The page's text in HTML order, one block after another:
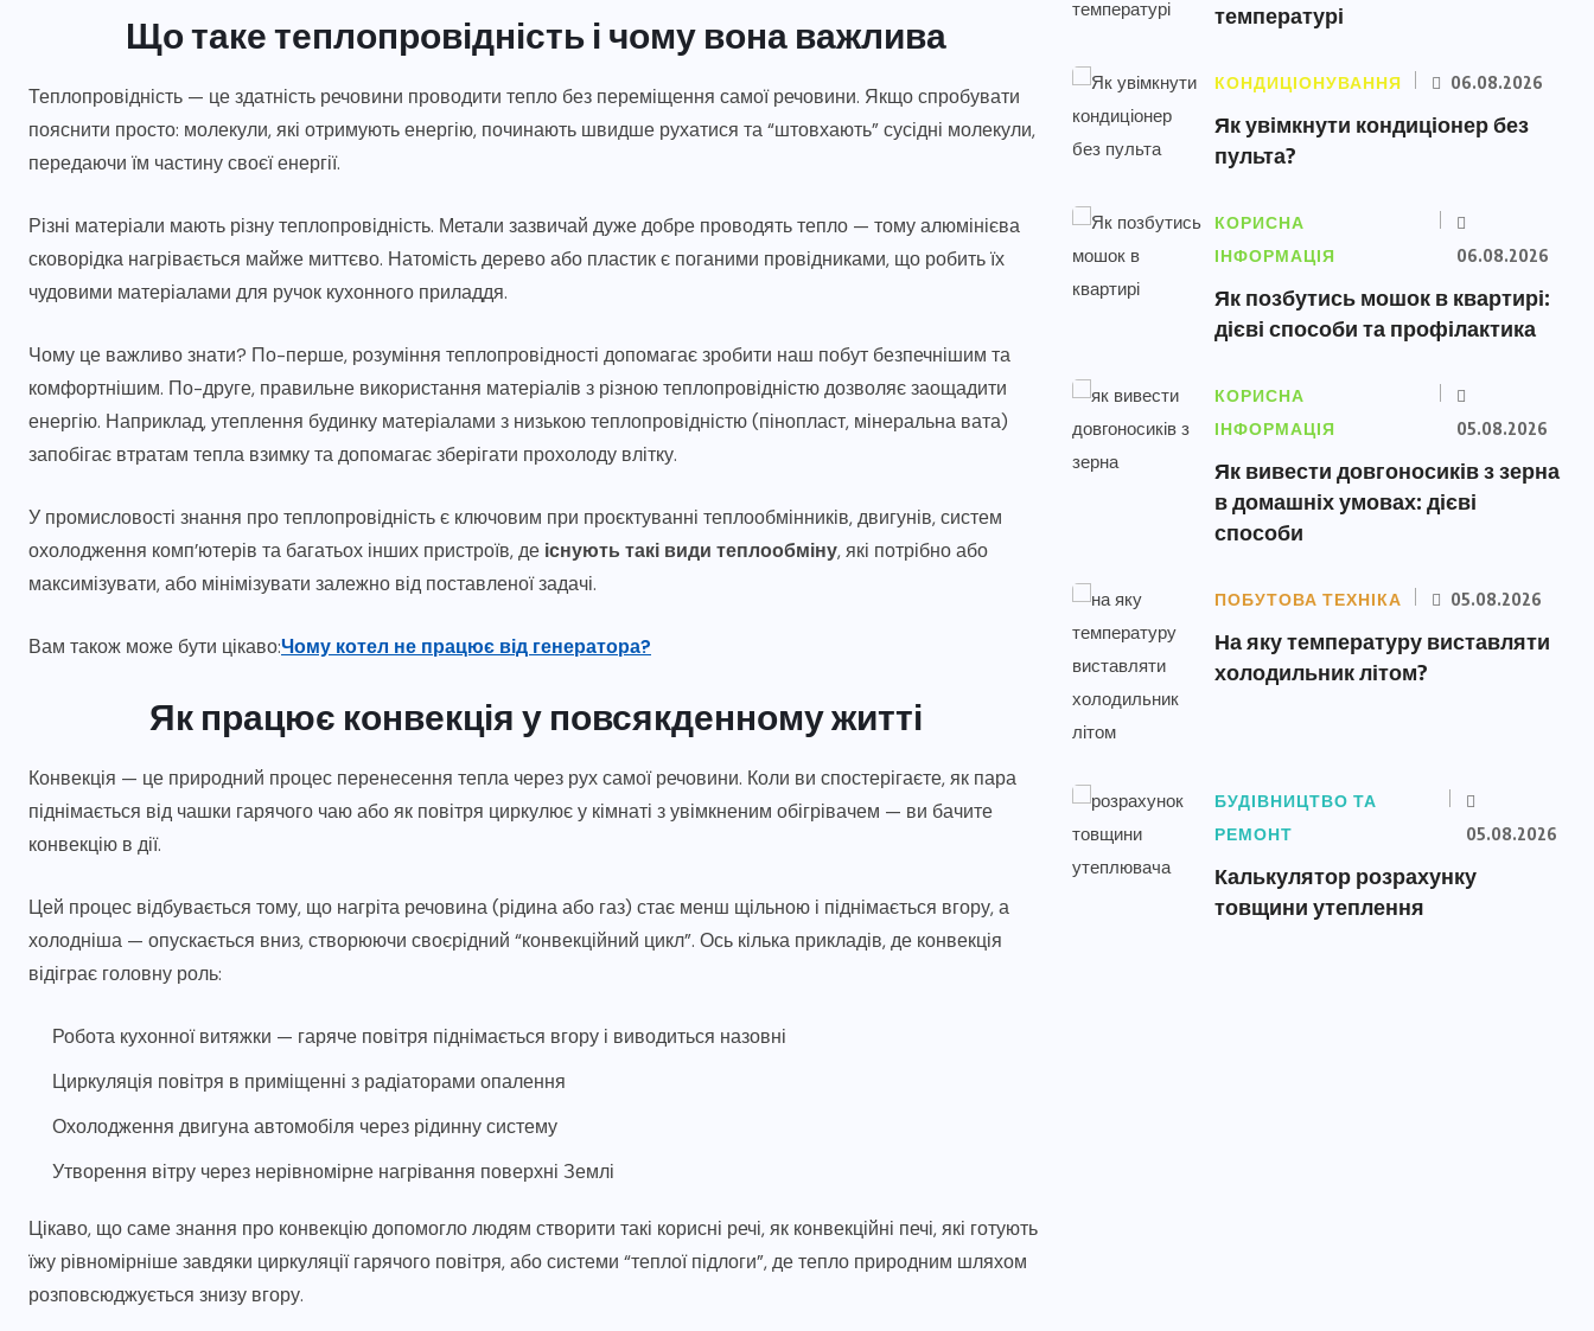
Що таке теплопровідність і чому вона важлива
Теплопровідність — це здатність речовини проводити тепло без переміщення самої речовини. Якщо спробувати
пояснити просто: молекули, які отримують енергію, починають швидше рухатися та “штовхають” сусідні молекули,
передаючи їм частину своєї енергії.
Різні матеріали мають різну теплопровідність. Метали зазвичай дуже добре проводять тепло — тому алюмінієва
сковорідка нагрівається майже миттєво. Натомість дерево або пластик є поганими провідниками, що робить їх
чудовими матеріалами для ручок кухонного приладдя.
Чому це важливо знати? По-перше, розуміння теплопровідності допомагає зробити наш побут безпечнішим та
комфортнішим. По-друге, правильне використання матеріалів з різною теплопровідністю дозволяє заощадити
енергію. Наприклад, утеплення будинку матеріалами з низькою теплопровідністю (пінопласт, мінеральна вата)
запобігає втратам тепла взимку та допомагає зберігати прохолоду влітку.
У промисловості знання про теплопровідність є ключовим при проєктуванні теплообмінників, двигунів, систем
охолодження комп’ютерів та багатьох інших пристроїв, де існують такі види теплообміну, які потрібно або
максимізувати, або мінімізувати залежно від поставленої задачі.
Вам також може бути цікаво:Чому котел не працює від генератора?
Як працює конвекція у повсякденному житті
Конвекція — це природний процес перенесення тепла через рух самої речовини. Коли ви спостерігаєте, як пара
піднімається від чашки гарячого чаю або як повітря циркулює у кімнаті з увімкненим обігрівачем — ви бачите
конвекцію в дії.
Цей процес відбувається тому, що нагріта речовина (рідина або газ) стає менш щільною і піднімається вгору, а
холодніша — опускається вниз, створюючи своєрідний “конвекційний цикл”. Ось кілька прикладів, де конвекція
відіграє головну роль:
Робота кухонної витяжки — гаряче повітря піднімається вгору і виводиться назовні
Циркуляція повітря в приміщенні з радіаторами опалення
Охолодження двигуна автомобіля через рідинну систему
Утворення вітру через нерівномірне нагрівання поверхні Землі
Цікаво, що саме знання про конвекцію допомогло людям створити такі корисні речі, як конвекційні печі, які готують
їжу рівномірніше завдяки циркуляції гарячого повітря, або системи “теплої підлоги”, де тепло природним шляхом
розповсюджується знизу вгору.
температурі
КОНДИЦІОНУВАННЯ 06.08.2026
Як увімкнути кондиціонер без
пульта?
КОРИСНА
ІНФОРМАЦІЯ
06.08.2026
Як позбутись мошок в квартирі:
дієві способи та профілактика
КОРИСНА
ІНФОРМАЦІЯ
05.08.2026
Як вивести довгоносиків з зерна
в домашніх умовах: дієві
способи
ПОБУТОВА ТЕХНІКА 05.08.2026
На яку температуру виставляти
холодильник літом?
БУДІВНИЦТВО ТА
РЕМОНТ
05.08.2026
Калькулятор розрахунку
товщини утеплення